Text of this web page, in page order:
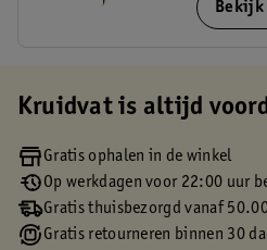
Bekijk
Kruidvat is altijd
Gratis ophalen in de winkel
Op werkdagen voor 22:00 uur
Gratis thuisbezorgd vanaf
Gratis retourneren binnen 30